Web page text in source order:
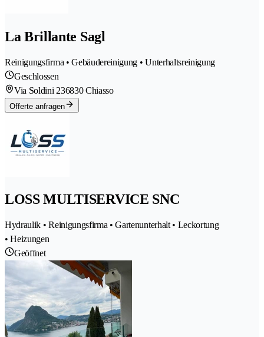
La Brillante Sagl
Reinigungsfirma • Gebäudereinigung • Unterhaltsreinigung
Geschlossen
Via Soldini 236830 Chiasso
Offerte anfragen
LOSS MULTISERVICE SNC
Hydraulik • Reinigungsfirma • Gartenunterhalt • Leckortung
• Heizungen
Geöffnet